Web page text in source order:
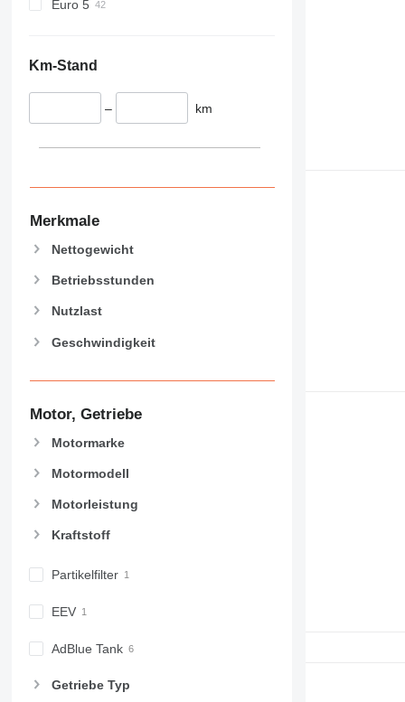
928
953
963
972
973
980
988
AP
CS
D series
F-series
M-series
NR
RM
Euro 5
Km-Stand
– km
Merkmale
Nettogewicht
Betriebsstunden
Nutzlast
Geschwindigkeit
Motor, Getriebe
Motormarke
Motormodell
Motorleistung
Kraftstoff
Partikelfilter
EEV
AdBlue Tank
Getriebe Typ